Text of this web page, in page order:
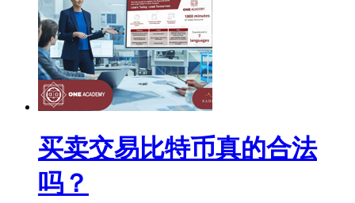
买卖交易比特币真的合法
吗？